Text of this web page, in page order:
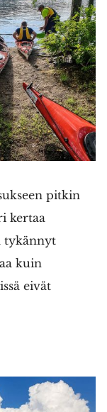
pitkin
kertaa
tykännyt
kuin
eivät